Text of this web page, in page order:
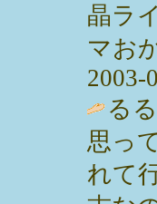
晶ラ
マお
2003-
る
思っ
れて